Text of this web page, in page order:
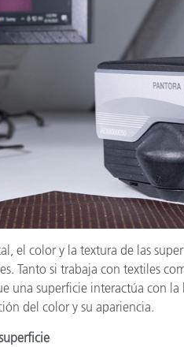
el color y la textura de las
Tanto si trabaja con textiles
una superficie interactúa con
del color y su apariencia.